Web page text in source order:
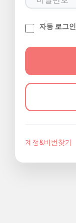
자동 로그인
계정&비번찾기